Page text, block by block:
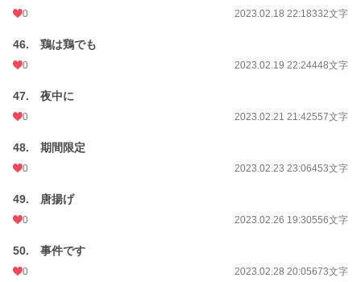
0 2023.02.18 22:18332文字
46. 鶏は鶏でも
0 2023.02.19 22:24448文字
47. 夜中に
0 2023.02.21 21:42557文字
48. 期間限定
0 2023.02.23 23:06453文字
49. 唐揚げ
0 2023.02.26 19:30556文字
50. 事件です
0 2023.02.28 20:05673文字